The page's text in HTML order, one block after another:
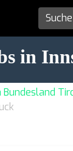
in
Bundesland